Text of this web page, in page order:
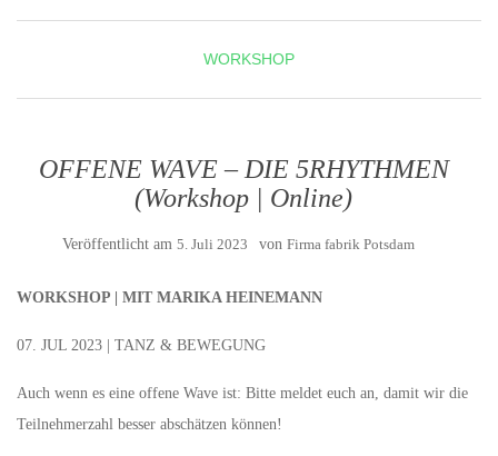
WORKSHOP
OFFENE WAVE – DIE 5RHYTHMEN
(Workshop | Online)
Veröffentlicht am 5. Juli 2023 von Firma fabrik Potsdam
WORKSHOP | MIT MARIKA HEINEMANN
07. JUL 2023 | TANZ & BEWEGUNG
Auch wenn es eine offene Wave ist: Bitte meldet euch an, damit wir die
Teilnehmerzahl besser abschätzen können!